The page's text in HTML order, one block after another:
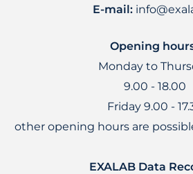
E-mail:
Opening
Monday to
9.00 - 18.00
Friday 9.00 -
other opening hours are
EXALAB Data